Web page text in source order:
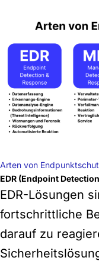
Arten von
EDR (Endpoint
EDR-Lösungen
fortschrittliche
darauf zu